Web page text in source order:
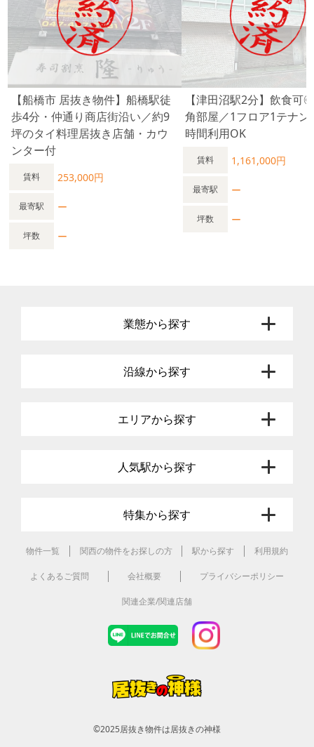
【船橋市 居抜き物件】船橋駅徒
歩4分・仲通り商店街沿い／約9
坪のタイ料理居抜き店舗・カウ
ンター付
賃料 253,000円
最寄駅 ー
坪数 ー
【津田沼駅2分】飲食可
角部屋／1フロア1テナン
時間利用OK
賃料 1,161,000円
最寄駅 ー
坪数 ー
業態から探す
沿線から探す
エリアから探す
人気駅から探す
特集から探す
物件一覧 関西の物件をお探しの方 駅から探す 利用規約
よくあるご質問 会社概要 プライバシーポリシー
関連企業/関連店舗
©2025居抜き物件は居抜きの神様